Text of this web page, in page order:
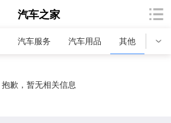
汽车之家
汽车服务 汽车用品 其他
抱歉，暂无相关信息